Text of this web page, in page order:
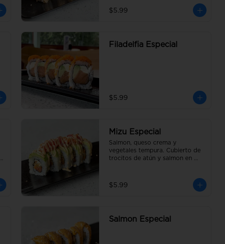
$5.99
Filadelfia Especial
$5.99
Mizu Especial
Salmon, queso crema y
vegetales tempura. Cubierto de
trocitos de atún y salmon en
$5.99
Salmon Especial